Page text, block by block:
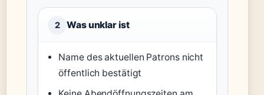
2 Was unklar ist
Name des aktuellen Patrons nicht
öffentlich bestätigt